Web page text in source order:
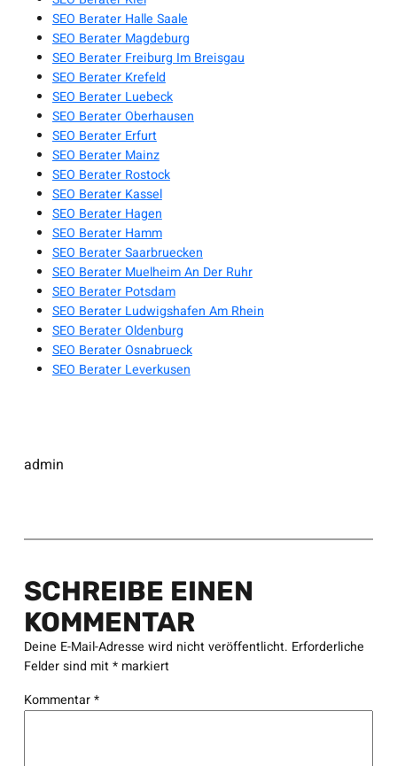
SEO Berater Halle Saale
SEO Berater Magdeburg
SEO Berater Freiburg Im Breisgau
SEO Berater Krefeld
SEO Berater Luebeck
SEO Berater Oberhausen
SEO Berater Erfurt
SEO Berater Mainz
SEO Berater Rostock
SEO Berater Kassel
SEO Berater Hagen
SEO Berater Hamm
SEO Berater Saarbruecken
SEO Berater Muelheim An Der Ruhr
SEO Berater Potsdam
SEO Berater Ludwigshafen Am Rhein
SEO Berater Oldenburg
SEO Berater Osnabrueck
SEO Berater Leverkusen
admin
SCHREIBE EINEN
KOMMENTAR
Deine E-Mail-Adresse wird nicht veröffentlicht. Erforderliche
Felder sind mit*markiert
Kommentar*